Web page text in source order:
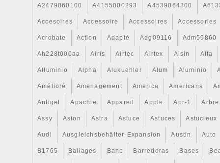
A2479060100 A4155000293 A4539064300
Accesoires Accessoire Accessoires Accessories
Acrobate Action Adapté Adg09116 Adm59860
Ah228t000aa Airis Airtec Airtex Aisin Alfa
Alluminio Alpha Alukuehler Alum Aluminio
Amélioré Amenagement America Americans
Antigel Apachie Appareil Apple Apr-1 Arbre
Assy Aston Astra Astuce Astuces Astucieux
Audi Ausgleichsbehälter-Expansion Austin Auto
B1765 Ballages Banc Barredoras Bases